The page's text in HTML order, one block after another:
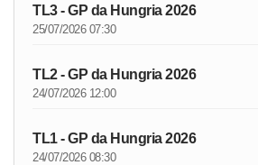
TL3 - GP da Hungria 2026
25/07/2026 07:30
TL2 - GP da Hungria 2026
24/07/2026 12:00
TL1 - GP da Hungria 2026
24/07/2026 08:30